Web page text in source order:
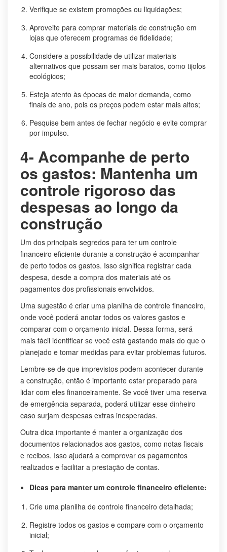
Verifique se existem promoções ou liquidações;
Aproveite para comprar materiais de construção em
lojas que oferecem programas de fidelidade;
Considere a possibilidade de utilizar materiais
alternativos que possam ser mais baratos, como tijolos
ecológicos;
Esteja atento às épocas de maior demanda, como
finais de ano, pois os preços podem estar mais altos;
Pesquise bem antes de fechar negócio e evite comprar
por impulso.
4- Acompanhe de perto
os gastos: Mantenha um
controle rigoroso das
despesas ao longo da
construção
Um dos principais segredos para ter um controle
financeiro eficiente durante a construção é acompanhar
de perto todos os gastos. Isso significa registrar cada
despesa, desde a compra dos materiais até os
pagamentos dos profissionais envolvidos.
Uma sugestão é criar uma planilha de controle financeiro,
onde você poderá anotar todos os valores gastos e
comparar com o orçamento inicial. Dessa forma, será
mais fácil identificar se você está gastando mais do que o
planejado e tomar medidas para evitar problemas futuros.
Lembre-se de que imprevistos podem acontecer durante
a construção, então é importante estar preparado para
lidar com eles financeiramente. Se você tiver uma reserva
de emergência separada, poderá utilizar esse dinheiro
caso surjam despesas extras inesperadas.
Outra dica importante é manter a organização dos
documentos relacionados aos gastos, como notas fiscais
e recibos. Isso ajudará a comprovar os pagamentos
realizados e facilitar a prestação de contas.
Dicas para manter um controle financeiro eficiente:
Crie uma planilha de controle financeiro detalhada;
Registre todos os gastos e compare com o orçamento
inicial;